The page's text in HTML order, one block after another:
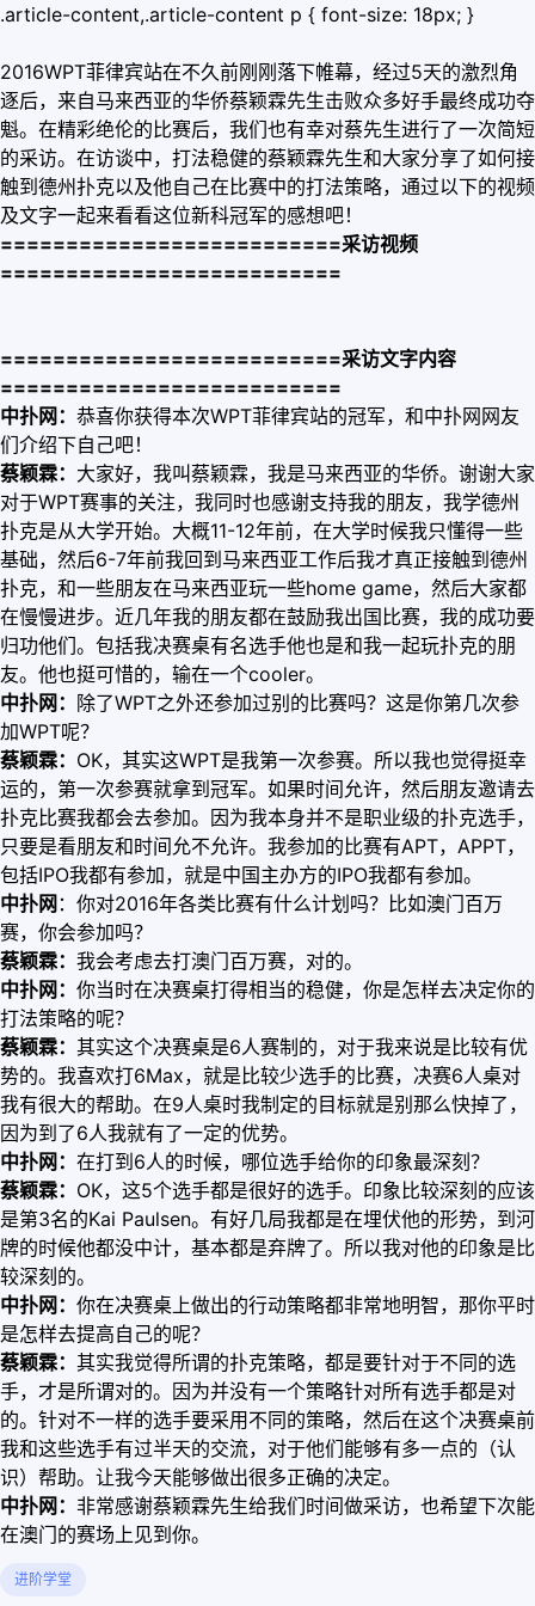
.article-content,.article-content p { font-size: 18px; }
2016WPT菲律宾站在不久前刚刚落下帷幕，经过5天的激烈角
逐后，来自马来西亚的华侨蔡颖霖先生击败众多好手最终成功夺
魁。在精彩绝伦的比赛后，我们也有幸对蔡先生进行了一次简短
的采访。在访谈中，打法稳健的蔡颖霖先生和大家分享了如何接
触到德州扑克以及他自己在比赛中的打法策略，通过以下的视频
及文字一起来看看这位新科冠军的感想吧！
==========================采访视频
==========================
==========================采访文字内容
==========================
中扑网： 恭喜你获得本次WPT菲律宾站的冠军，和中扑网网友
们介绍下自己吧！
蔡颖霖： 大家好，我叫蔡颖霖，我是马来西亚的华侨。谢谢大家
对于WPT赛事的关注，我同时也感谢支持我的朋友，我学德州
扑克是从大学开始。大概11-12年前，在大学时候我只懂得一些
基础，然后6-7年前我回到马来西亚工作后我才真正接触到德州
扑克，和一些朋友在马来西亚玩一些home game，然后大家都
在慢慢进步。近几年我的朋友都在鼓励我出国比赛，我的成功要
归功他们。包括我决赛桌有名选手他也是和我一起玩扑克的朋
友。他也挺可惜的，输在一个cooler。
中扑网： 除了WPT之外还参加过别的比赛吗？这是你第几次参
加WPT呢？
蔡颖霖： OK，其实这WPT是我第一次参赛。所以我也觉得挺幸
运的，第一次参赛就拿到冠军。如果时间允许，然后朋友邀请去
扑克比赛我都会去参加。因为我本身并不是职业级的扑克选手，
只要是看朋友和时间允不允许。我参加的比赛有APT，APPT，
包括IPO我都有参加，就是中国主办方的IPO我都有参加。
中扑网 ：你对2016年各类比赛有什么计划吗？比如澳门百万
赛，你会参加吗？
蔡颖霖： 我会考虑去打澳门百万赛，对的。
中扑网： 你当时在决赛桌打得相当的稳健，你是怎样去决定你的
打法策略的呢？
蔡颖霖： 其实这个决赛桌是6人赛制的，对于我来说是比较有优
势的。我喜欢打6Max，就是比较少选手的比赛，决赛6人桌对
我有很大的帮助。在9人桌时我制定的目标就是别那么快掉了，
因为到了6人我就有了一定的优势。
中扑网： 在打到6人的时候，哪位选手给你的印象最深刻？
蔡颖霖： OK，这5个选手都是很好的选手。印象比较深刻的应该
是第3名的Kai Paulsen。有好几局我都是在埋伏他的形势，到河
牌的时候他都没中计，基本都是弃牌了。所以我对他的印象是比
较深刻的。
中扑网： 你在决赛桌上做出的行动策略都非常地明智，那你平时
是怎样去提高自己的呢？
蔡颖霖： 其实我觉得所谓的扑克策略，都是要针对于不同的选
手，才是所谓对的。因为并没有一个策略针对所有选手都是对
的。针对不一样的选手要采用不同的策略，然后在这个决赛桌前
我和这些选手有过半天的交流，对于他们能够有多一点的（认
识）帮助。让我今天能够做出很多正确的决定。
中扑网： 非常感谢蔡颖霖先生给我们时间做采访，也希望下次能
在澳门的赛场上见到你。
进阶学堂